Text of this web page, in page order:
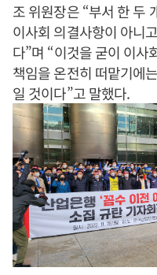
조 위원장은 “부서 한 두
이사회 의결사항이 아니
다”며 “이것을 굳이 이사
책임을 온전히 떠맡기에
일 것이다”고 말했다.